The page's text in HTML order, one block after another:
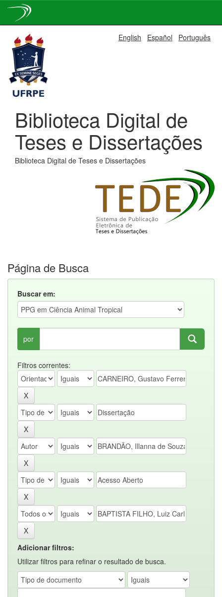
navigation
English Español Português
Biblioteca Digital de
Teses e Dissertações
Biblioteca Digital de Teses e Dissertações
Página de Busca
Buscar em:
por
Filtros correntes:
Adicionar filtros:
Utilizar filtros para refinar o resultado de busca.